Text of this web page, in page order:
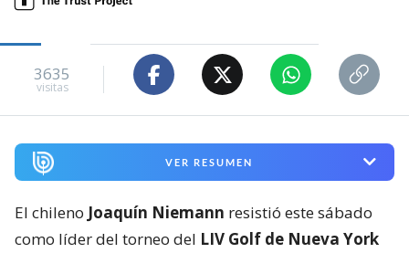
3635
visitas
VER RESUMEN
El chileno Joaquín Niemann resistió este sábado
como líder del torneo del LIV Golf de Nueva York